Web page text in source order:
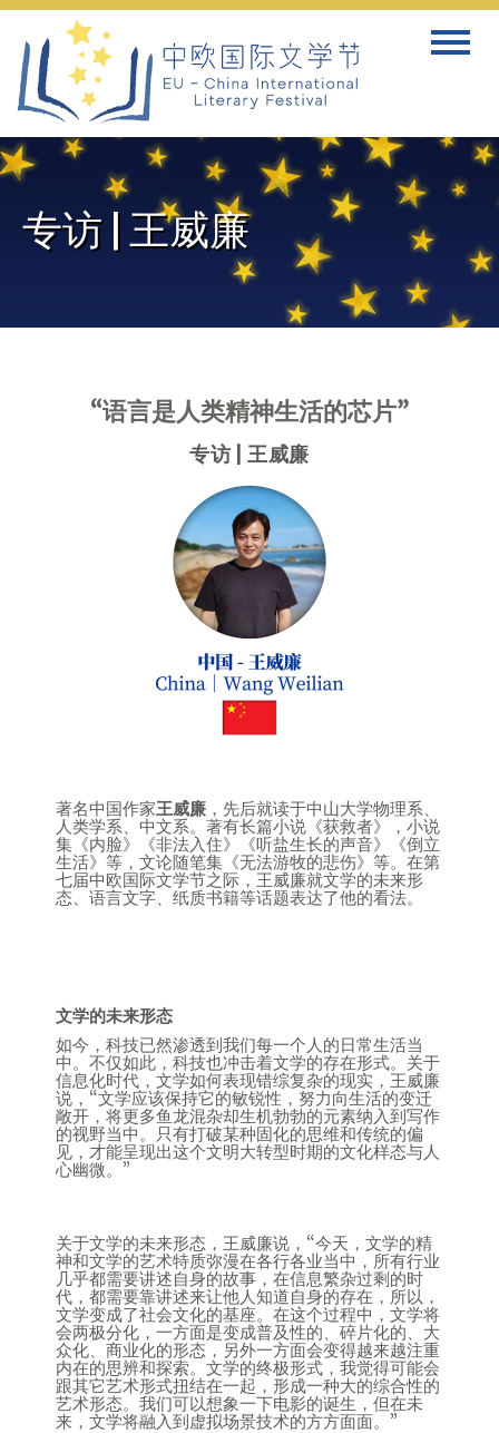
Skip
content
Toggle
专访 | 王威廉
“语言是人类精神生活的芯片”
专访 | 王威廉
著名中国作家王威廉 ，先后就读于中山大学物理系、
人类学系、中文系。著有长篇小说《获救者》，小说
集《内脸》《非法入住》《听盐生长的声音》《倒立
生活》等，文论随笔集《无法游牧的悲伤》等。在第
七届中欧国际文学节之际，王威廉就文学的未来形
态、语言文字、纸质书籍等话题表达了他的看法。
文学的未来形态
如今，科技已然渗透到我们每一个人的日常生活当
中。不仅如此，科技也冲击着文学的存在形式。关于
信息化时代，文学如何表现错综复杂的现实，王威廉
说，“文学应该保持它的敏锐性，努力向生活的变迁
敞开，将更多鱼龙混杂却生机勃勃的元素纳入到写作
的视野当中。只有打破某种固化的思维和传统的偏
见，才能呈现出这个文明大转型时期的文化样态与人
心幽微。”
关于文学的未来形态，王威廉说，“今天，文学的精
神和文学的艺术特质弥漫在各行各业当中，所有行业
几乎都需要讲述自身的故事，在信息繁杂过剩的时
代，都需要靠讲述来让他人知道自身的存在，所以，
文学变成了社会文化的基座。在这个过程中，文学将
会两极分化，一方面是变成普及性的、碎片化的、大
众化、商业化的形态，另外一方面会变得越来越注重
内在的思辨和探索。文学的终极形式，我觉得可能会
跟其它艺术形式扭结在一起，形成一种大的综合性的
艺术形态。我们可以想象一下电影的诞生，但在未
来，文学将融入到虚拟场景技术的方方面面。”